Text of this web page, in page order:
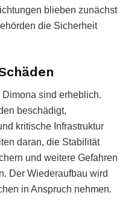
blieben zunächst
die Sicherheit
sind erheblich.
beschädigt,
kritische Infrastruktur
daran, die Stabilität
und weitere Gefahren
Der Wiederaufbau wird
in Anspruch nehmen.